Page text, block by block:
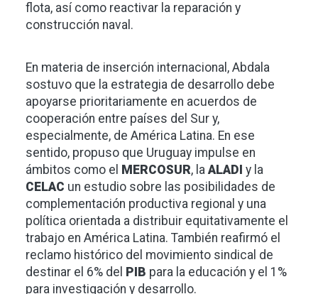
flota, así como reactivar la reparación y
construcción naval.
En materia de inserción internacional, Abdala
sostuvo que la estrategia de desarrollo debe
apoyarse prioritariamente en acuerdos de
cooperación entre países del Sur y,
especialmente, de América Latina. En ese
sentido, propuso que Uruguay impulse en
ámbitos como el
MERCOSUR, la ALADI y la
CELAC un estudio sobre las posibilidades de
complementación productiva regional y una
política orientada a distribuir equitativamente el
trabajo en América Latina. También reafirmó el
reclamo histórico del movimiento sindical de
destinar el 6% del
PIB para la educación y el 1%
para investigación y desarrollo.